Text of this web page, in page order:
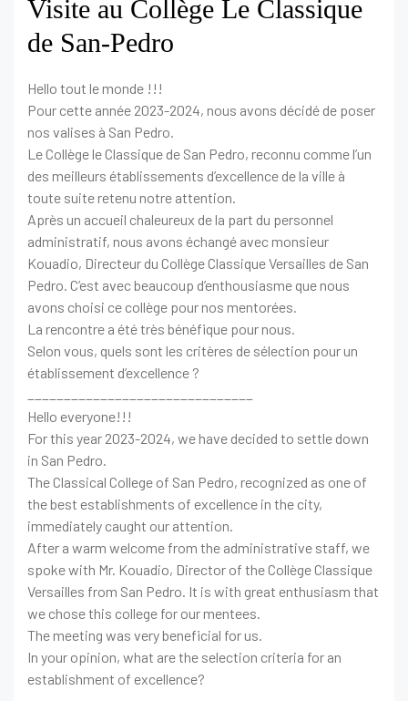
Visite au Collège Le Classique
de San-Pedro
Hello tout le monde !!!
Pour cette année 2023-2024, nous avons décidé de poser
nos valises à San Pedro.
Le Collège le Classique de San Pedro, reconnu comme l’un
des meilleurs établissements d’excellence de la ville à
toute suite retenu notre attention.
Après un accueil chaleureux de la part du personnel
administratif, nous avons échangé avec monsieur
Kouadio, Directeur du Collège Classique Versailles de San
Pedro. C’est avec beaucoup d’enthousiasme que nous
avons choisi ce collège pour nos mentorées.
La rencontre a été très bénéfique pour nous.
Selon vous, quels sont les critères de sélection pour un
établissement d’excellence ?
Hello everyone!!!
For this year 2023-2024, we have decided to settle down
in San Pedro.
The Classical College of San Pedro, recognized as one of
the best establishments of excellence in the city,
immediately caught our attention.
After a warm welcome from the administrative staff, we
spoke with Mr. Kouadio, Director of the Collège Classique
Versailles from San Pedro. It is with great enthusiasm that
we chose this college for our mentees.
The meeting was very beneficial for us.
In your opinion, what are the selection criteria for an
establishment of excellence?